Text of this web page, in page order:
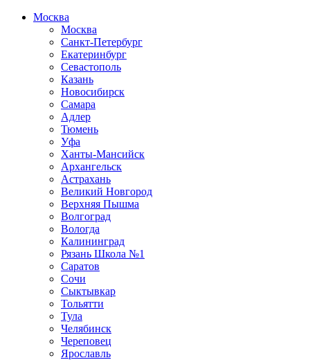
Москва
Москва
Санкт-Петербург
Екатеринбург
Севастополь
Казань
Новосибирск
Самара
Адлер
Тюмень
Уфа
Ханты-Мансийск
Архангельск
Астрахань
Великий Новгород
Верхняя Пышма
Волгоград
Вологда
Калининград
Рязань Школа №1
Саратов
Сочи
Сыктывкар
Тольятти
Тула
Челябинск
Череповец
Ярославль